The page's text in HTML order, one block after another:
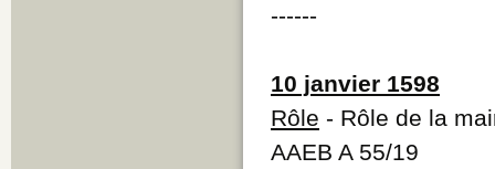
------
10 janvier 1598
Rôle - Rôle de la
AAEB A 55/19